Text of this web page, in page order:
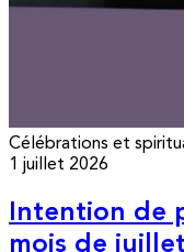
Célébrations et
1 juillet 2026
Intention de
mois de juillet